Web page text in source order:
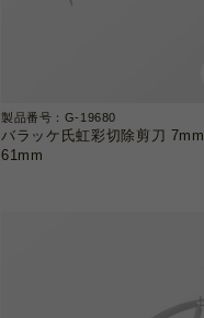
製品番号：G-19680
バラッケ氏虹彩切除剪刀 7mm
61mm